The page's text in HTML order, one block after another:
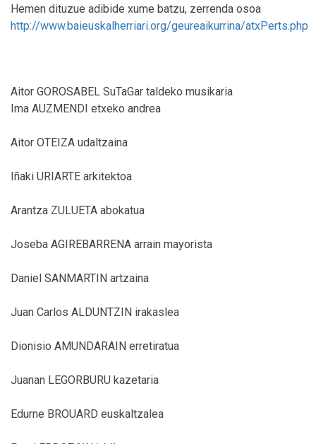
Hemen dituzue adibide xume batzu, zerrenda osoa
http://www.baieuskalherriari.org/geureaikurrina/atxPerts.php
Aitor GOROSABEL SuTaGar taldeko musikaria
Ima AUZMENDI etxeko andrea
Aitor OTEIZA udaltzaina
Iñaki URIARTE arkitektoa
Arantza ZULUETA abokatua
Joseba AGIREBARRENA arrain mayorista
Daniel SANMARTIN artzaina
Juan Carlos ALDUNTZIN irakaslea
Dionisio AMUNDARAIN erretiratua
Juanan LEGORBURU kazetaria
Edurne BROUARD euskaltzalea